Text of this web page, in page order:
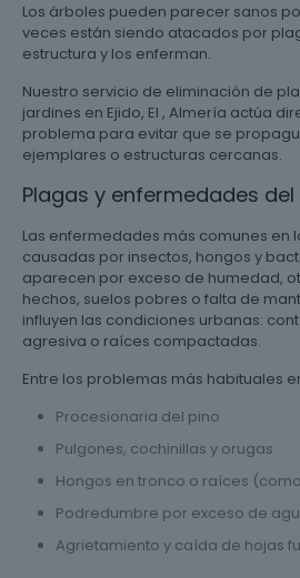
Los árboles pueden parecer sanos
veces están siendo atacados por
estructura y los enferman.
Nuestro servicio de eliminación de
jardines en Ejido, El , Almería actúa
problema para evitar que se
ejemplares o estructuras cercanas.
Plagas y enfermedades
Las enfermedades más comunes en
causadas por insectos, hongos y
aparecen por exceso de humedad,
hechos, suelos pobres o falta de
influyen las condiciones urbanas:
agresiva o raíces compactadas.
Entre los problemas más habituales
Procesionaria del pino
Pulgones, cochinillas y orugas
Hongos en tronco o raíces
Podredumbre por exceso de
Agrietamiento y caída de hojas